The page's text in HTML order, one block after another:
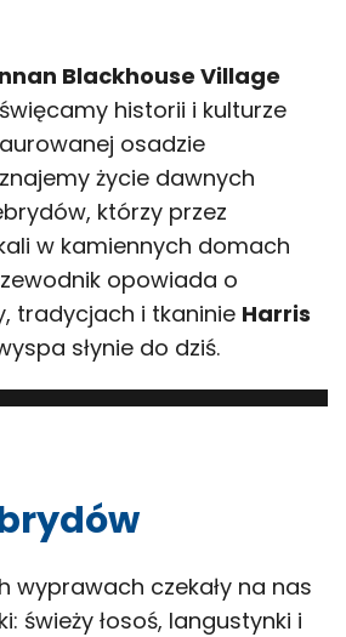
Blackhouse Village
historii i kulturze
osadzie
życie dawnych
którzy przez
w kamiennych domach
opowiada o
tradycjach i tkaninie Harris
słynie do dziś.
wyprawach czekały na nas
świeży łosoś, langustynki i